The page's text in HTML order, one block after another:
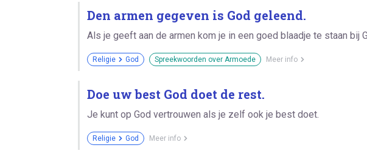
Den armen gegeven is God geleend.
Als je geeft aan de armen kom je in een goed blaadje te staan bij
Religie God Spreekwoorden over Armoede Meer info
Doe uw best God doet de rest.
Je kunt op God vertrouwen als je zelf ook je best doet.
Religie God Meer info